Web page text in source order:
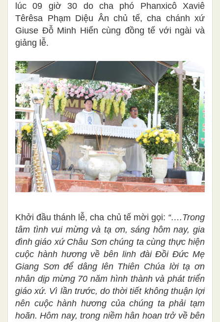
lúc 09 giờ 30 do cha phó Phanxicô Xaviê
Têrêsa Phạm Diệu Ân chủ tế, cha chánh xứ
Giuse Đỗ Minh Hiển cùng đồng tế với ngài và
giảng lễ.
Khởi đầu thánh lễ, cha chủ tế mời gọi: “….Trong
tâm tình vui mừng và tạ ơn, sáng hôm nay, gia
đình giáo xứ Châu Sơn chúng ta cùng thực hiện
cuộc hành hương về bên linh đài Đồi Đức Mẹ
Giang Sơn để dâng lên Thiên Chúa lời tạ ơn
nhân dịp mừng 70 năm hình thành và phát triển
giáo xứ. Vì lần trước, do thời tiết không thuận lợi
nên cuộc hành hương của chúng ta phải tạm
hoãn. Hôm nay, trong niềm hân hoan trở về bên